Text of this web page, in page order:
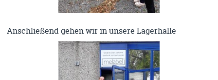
Anschließend gehen wir in unsere Lagerhalle